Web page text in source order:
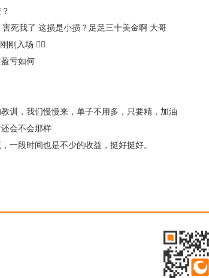
死我了 这损是小损？足足三十美金啊 大哥
入场 😮‍💨
亏如何
训，我们慢慢来，单子不用多，只要精，加油
会不会那样
一段时间也是不少的收益，挺好挺好。